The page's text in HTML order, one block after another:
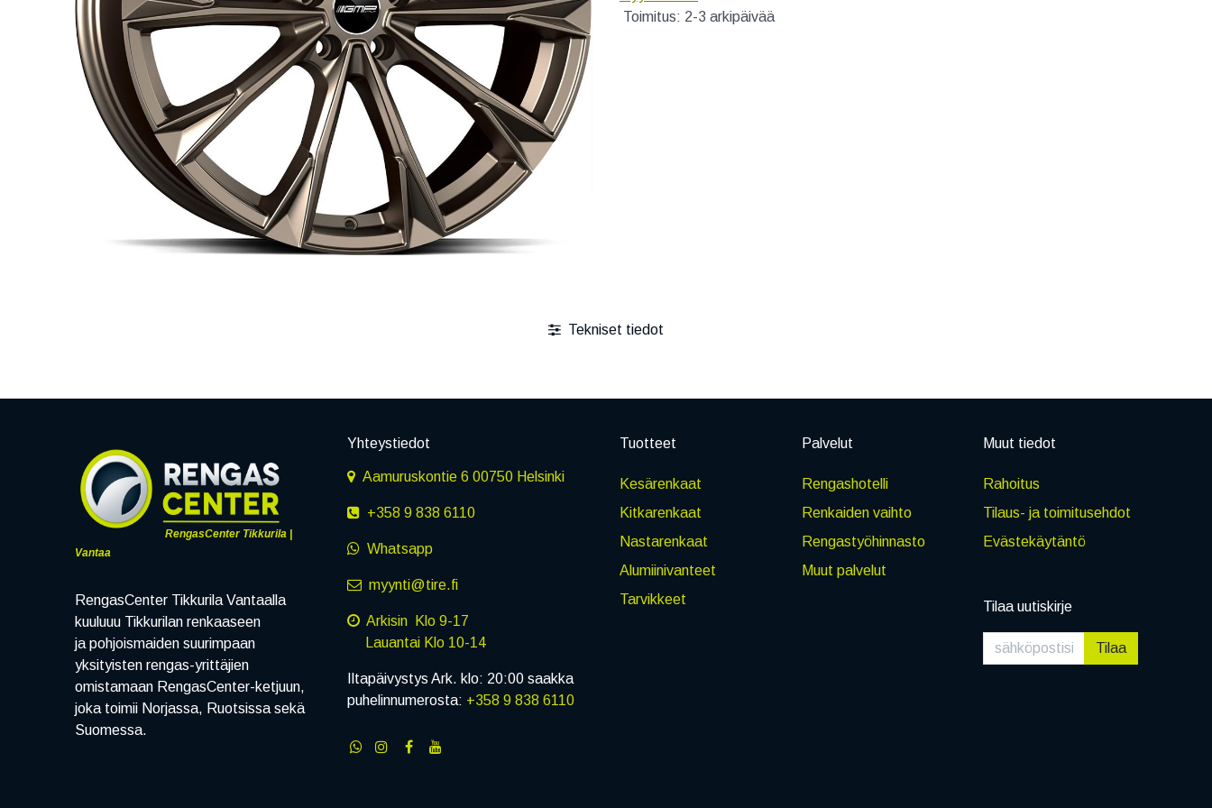
Toimitus: 2-3 arkipäivää
Tekniset tiedot
RengasCenter Tikkurila |
Vantaa
RengasCenter Tikkurila Vantaalla
kuuluuu Tikkurilan renkaaseen
ja pohjoismaiden suurimpaan
yksityisten rengas-yrittäjien
omistamaan RengasCenter-ketjuun,
joka toimii Norjassa, Ruotsissa sekä
Suomessa.
Yhteystiedot
Aamuruskontie 6 00750 Helsinki
+358 9 838 6110
Whatsapp
myynti@tire.fi
Arkisin Klo 9-17
Lauantai Klo 10-14
Iltapäivystys Ark. klo: 20:00 saakka
puhelinnumerosta: +358 9 838 6110
Tuotteet
Kesärenkaat
Kitkarenkaat
Nastarenkaat
Alumiinivanteet
Tarvikkeet
Palvelut
Rengashotelli
Renkaiden vaihto
Rengastyöhinnasto
Muut palvelut
Muut tiedot
Rahoitus
Tilaus- ja toimitusehdot
Evästekäytäntö
Tilaa uutiskirje
Tilaa